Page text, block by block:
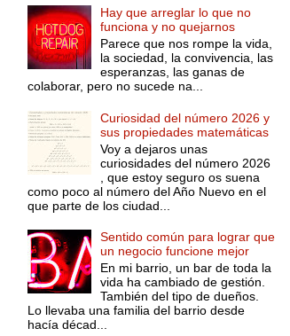
Hay que arreglar lo que no
funciona y no quejarnos
Parece que nos rompe la vida,
la sociedad, la convivencia, las
esperanzas, las ganas de
colaborar, pero no sucede na...
Curiosidad del número 2026 y
sus propiedades matemáticas
Voy a dejaros unas
curiosidades del número 2026
, que estoy seguro os suena
como poco al número del Año Nuevo en el
que parte de los ciudad...
Sentido común para lograr que
un negocio funcione mejor
En mi barrio, un bar de toda la
vida ha cambiado de gestión.
También del tipo de dueños.
Lo llevaba una familia del barrio desde
hacía décad...